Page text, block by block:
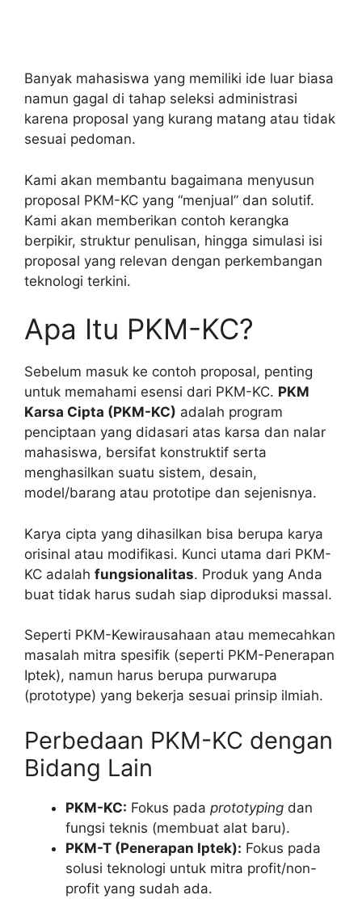
Banyak mahasiswa yang memiliki ide luar biasa
namun gagal di tahap seleksi administrasi
karena proposal yang kurang matang atau tidak
sesuai pedoman.
Kami akan membantu bagaimana menyusun
proposal PKM-KC yang “menjual” dan solutif.
Kami akan memberikan contoh kerangka
berpikir, struktur penulisan, hingga simulasi isi
proposal yang relevan dengan perkembangan
teknologi terkini.
Apa Itu PKM-KC?
Sebelum masuk ke contoh proposal, penting
untuk memahami esensi dari PKM-KC. PKM
Karsa Cipta (PKM-KC) adalah program
penciptaan yang didasari atas karsa dan nalar
mahasiswa, bersifat konstruktif serta
menghasilkan suatu sistem, desain,
model/barang atau prototipe dan sejenisnya.
Karya cipta yang dihasilkan bisa berupa karya
orisinal atau modifikasi. Kunci utama dari PKM-
KC adalah fungsionalitas. Produk yang Anda
buat tidak harus sudah siap diproduksi massal.
Seperti PKM-Kewirausahaan atau memecahkan
masalah mitra spesifik (seperti PKM-Penerapan
Iptek), namun harus berupa purwarupa
(prototype) yang bekerja sesuai prinsip ilmiah.
Perbedaan PKM-KC dengan
Bidang Lain
PKM-KC: Fokus pada prototyping dan
fungsi teknis (membuat alat baru).
PKM-T (Penerapan Iptek): Fokus pada
solusi teknologi untuk mitra profit/non-
profit yang sudah ada.